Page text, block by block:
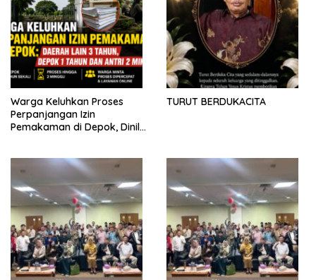
Warga Keluhkan Proses
Perpanjangan Izin
Pemakaman di Depok, Dinilai
TURUT BERDUKACITA